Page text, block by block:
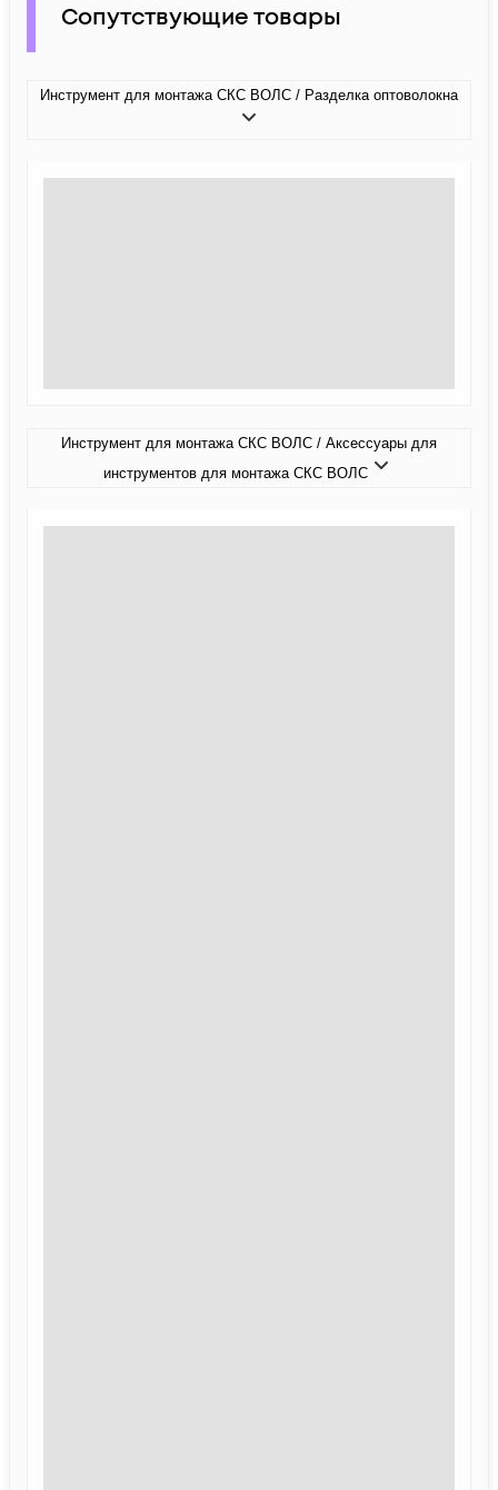
Сопутствующие товары
Инструмент для монтажа СКС ВОЛС / Разделка оптоволокна
Инструмент для монтажа СКС ВОЛС / Аксессуары для
инструментов для монтажа СКС ВОЛС